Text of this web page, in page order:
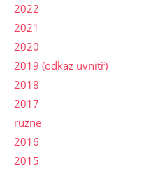
2022
2021
2020
2019 (odkaz uvnitř)
2018
2017
ruzne
2016
2015